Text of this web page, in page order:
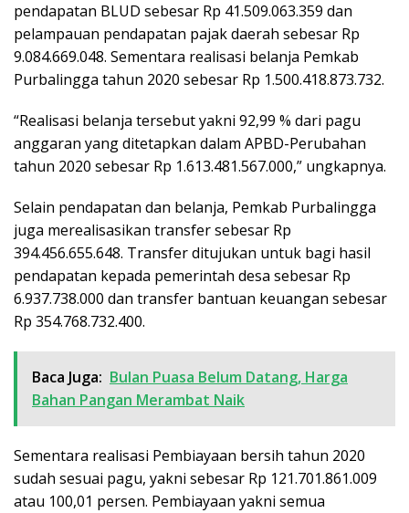
pendapatan BLUD sebesar Rp 41.509.063.359 dan
pelampauan pendapatan pajak daerah sebesar Rp
9.084.669.048. Sementara realisasi belanja Pemkab
Purbalingga tahun 2020 sebesar Rp 1.500.418.873.732.
“Realisasi belanja tersebut yakni 92,99 % dari pagu
anggaran yang ditetapkan dalam APBD-Perubahan
tahun 2020 sebesar Rp 1.613.481.567.000,” ungkapnya.
Selain pendapatan dan belanja, Pemkab Purbalingga
juga merealisasikan transfer sebesar Rp
394.456.655.648. Transfer ditujukan untuk bagi hasil
pendapatan kepada pemerintah desa sebesar Rp
6.937.738.000 dan transfer bantuan keuangan sebesar
Rp 354.768.732.400.
Baca Juga: Bulan Puasa Belum Datang, Harga
Bahan Pangan Merambat Naik
Sementara realisasi Pembiayaan bersih tahun 2020
sudah sesuai pagu, yakni sebesar Rp 121.701.861.009
atau 100,01 persen. Pembiayaan yakni semua